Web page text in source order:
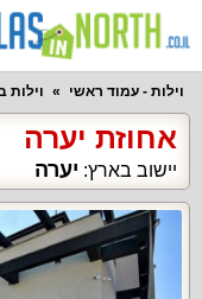
וילות - עמוד ראשי וילות
אחוזת יערה
יישוב בארץ: יערה